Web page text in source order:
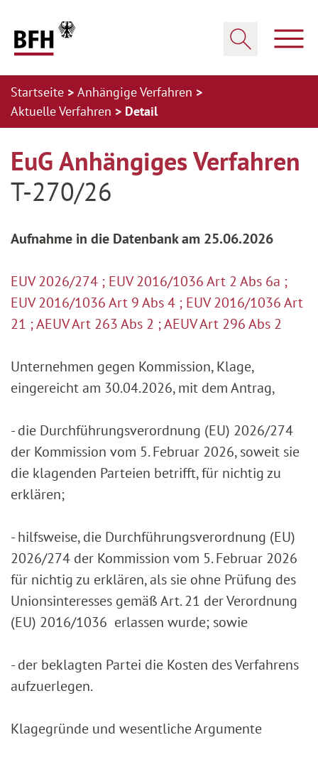
Startseite
Anhängige Verfahren
Aktuelle Verfahren
Detail
EuG Anhängiges Verfahren
T-270/26
Aufnahme in die Datenbank am 25.06.2026
EUV 2026/274 ; EUV 2016/1036 Art 2 Abs 6a ;
EUV 2016/1036 Art 9 Abs 4 ; EUV 2016/1036 Art
21 ; AEUV Art 263 Abs 2 ; AEUV Art 296 Abs 2
Unternehmen gegen Kommission, Klage,
eingereicht am 30.04.2026, mit dem Antrag,
- die Durchführungsverordnung (EU) 2026/274
der Kommission vom 5. Februar 2026, soweit sie
die klagenden Parteien betrifft, für nichtig zu
erklären;
- hilfsweise, die Durchführungsverordnung (EU)
2026/274 der Kommission vom 5. Februar 2026
für nichtig zu erklären, als sie ohne Prüfung des
Unionsinteresses gemäß Art. 21 der Verordnung
(EU) 2016/1036 erlassen wurde; sowie
- der beklagten Partei die Kosten des Verfahrens
aufzuerlegen.
Klagegründe und wesentliche Argumente